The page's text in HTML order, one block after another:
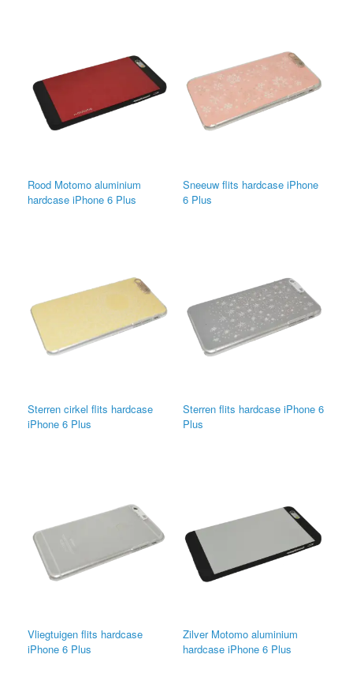
Rood Motomo aluminium
hardcase iPhone 6 Plus
Sneeuw flits hardcase iPhone
6 Plus
Sterren cirkel flits hardcase
iPhone 6 Plus
Sterren flits hardcase iPhone 6
Plus
Vliegtuigen flits hardcase
iPhone 6 Plus
Zilver Motomo aluminium
hardcase iPhone 6 Plus